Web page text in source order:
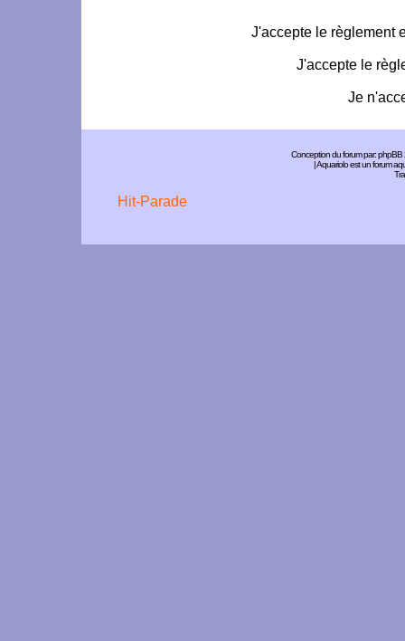
J'accepte le règlement
J'accepte le
Je
Conception du forum par:phpBB
| Aquariolo est un forum